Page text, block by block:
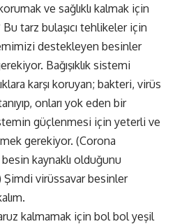
ve sağlıklı kalmak için
tarz bulaşıcı tehlikeler için
destekleyen besinler
Bağışıklık sistemi
karşı koruyan; bakteri, virüs
onları yok eden bir
güçlenmesi için yeterli ve
gerekiyor. (Corona
kaynaklı olduğunu
Şimdi virüssavar besinler
kalmamak için bol bol yeşil